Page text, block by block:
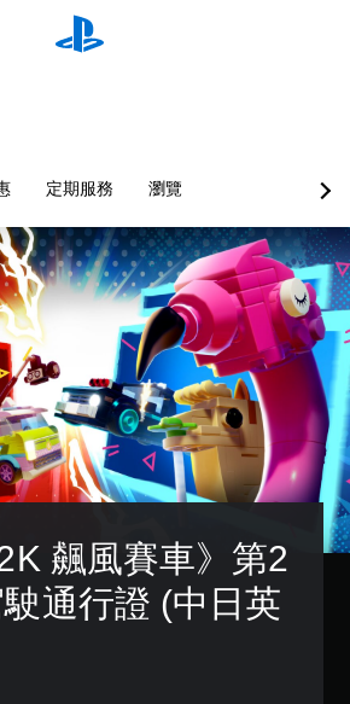
定期服務 瀏覽
飆風賽車》第2
通行證 (中日英